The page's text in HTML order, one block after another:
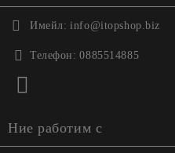
Имейл: info@itopshop.biz
Телефон: 0885514885
Ние работим с